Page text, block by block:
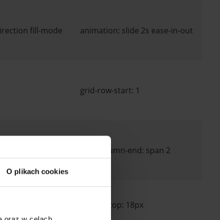
O plikach cookies
fill-mode animation: slide 2s ease-in-out
grid-row-start: 1
grid-column-end: span 2
margin-top: 18px